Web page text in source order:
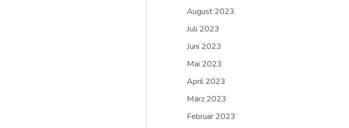
August 2023
Juli 2023
Juni 2023
Mai 2023
April 2023
März 2023
Februar 2023